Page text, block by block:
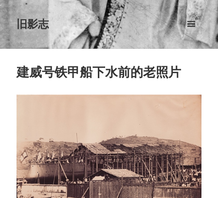
旧影志
菜单和
挂件
建威号铁甲船下水前的老照片